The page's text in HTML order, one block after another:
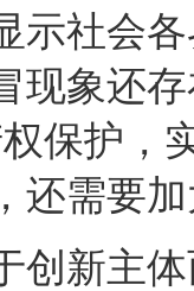
示社会
现象还
保护，
还需要
新主体